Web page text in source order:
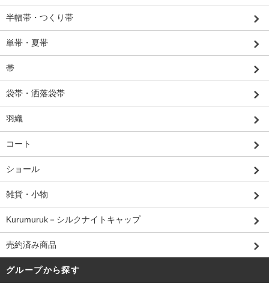
半幅帯・つくり帯
単帯・夏帯
帯
袋帯・洒落袋帯
羽織
コート
ショール
雑貨・小物
Kurumuruk－シルクナイトキャップ
売約済み商品
グループから探す